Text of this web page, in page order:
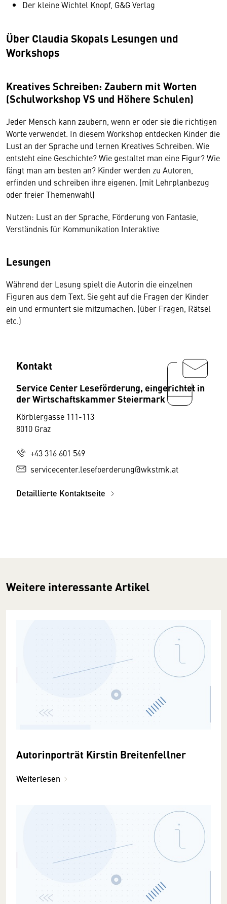
Der kleine Wichtel Knopf, G&G Verlag
Über Claudia Skopals Lesungen und
Workshops
Kreatives Schreiben: Zaubern mit Worten
(Schulworkshop VS und Höhere Schulen)
Jeder Mensch kann zaubern, wenn er oder sie die richtigen
Worte verwendet. In diesem Workshop entdecken Kinder die
Lust an der Sprache und lernen Kreatives Schreiben. Wie
entsteht eine Geschichte? Wie gestaltet man eine Figur? Wie
fängt man am besten an? Kinder werden zu Autoren,
erfinden und schreiben ihre eigenen. (mit Lehrplanbezug
oder freier Themenwahl)
Nutzen: Lust an der Sprache, Förderung von Fantasie,
Verständnis für Kommunikation Interaktive
Lesungen
Während der Lesung spielt die Autorin die einzelnen
Figuren aus dem Text. Sie geht auf die Fragen der Kinder
ein und ermuntert sie mitzumachen. (über Fragen, Rätsel
etc.)
Kontakt
Service Center Leseförderung, eingerichtet in
der Wirtschaftskammer Steiermark
Körblergasse 111-113
8010 Graz
+43 316 601 549
servicecenter.lesefoerderung@wkstmk.at
Detaillierte Kontaktseite
Weitere interessante Artikel
Autorinporträt Kirstin Breitenfellner
Weiterlesen